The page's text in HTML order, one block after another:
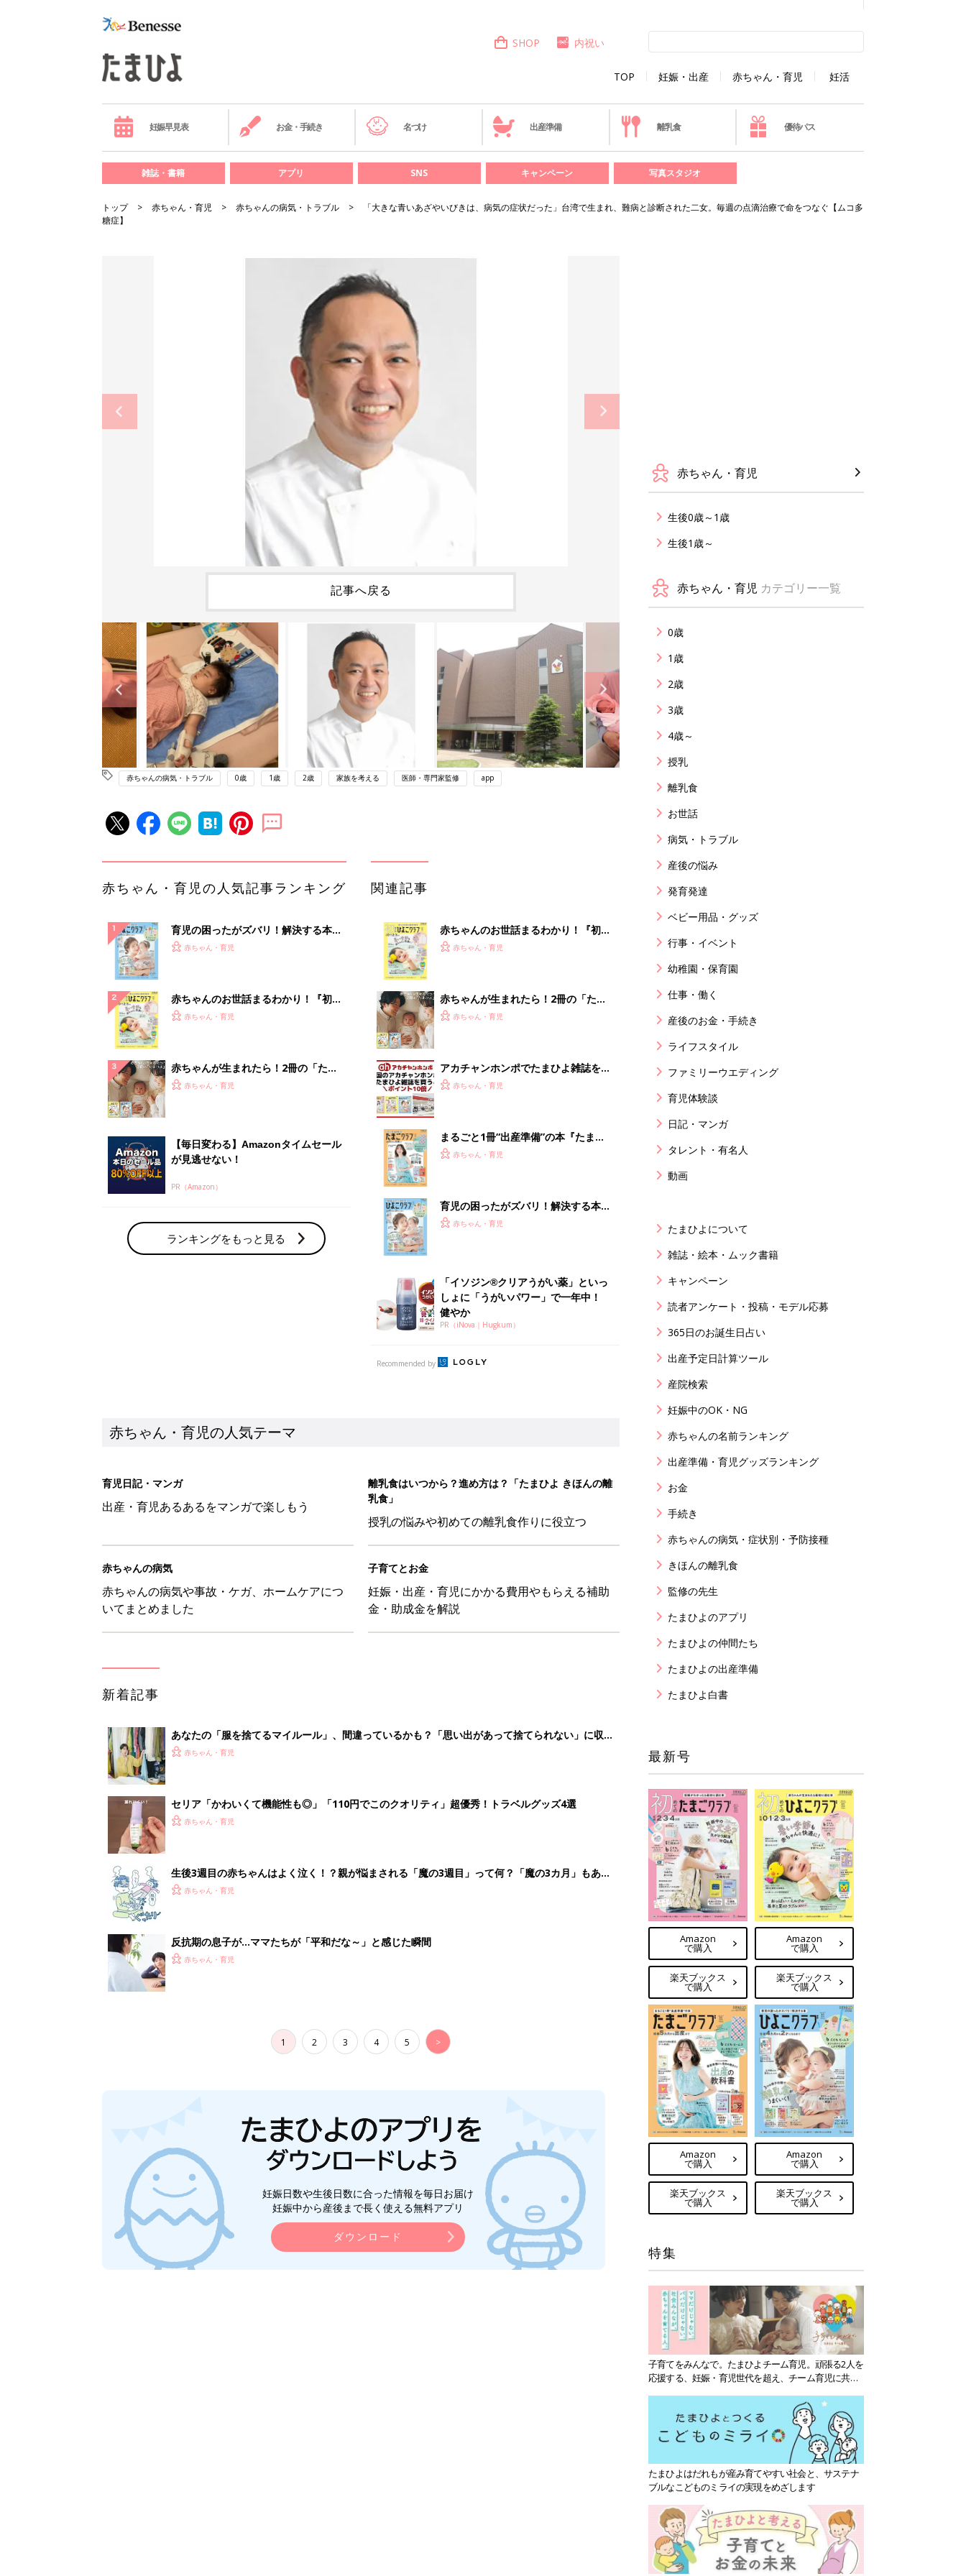
TOP 妊娠・出産 赤ちゃん・育児 妊活
SHOP 内祝い
妊娠早見表 お金・手続き 名づけ 出産準備 離乳食 優待パス
雑誌・書籍 アプリ SNS キャンペーン 写真スタジオ
トップ 赤ちゃん・育児 赤ちゃんの病気・トラブル
「大きな青いあざやいびきは、病気の症状だった」台湾で生まれ、難病と診断された二女。毎週の点滴治療で命をつなぐ【ムコ多
糖症】
記事へ戻る
赤ちゃんの病気・トラブル 0歳 1歳 2歳 家族を考える 医師・専門家監修 app
赤ちゃん・育児の人気記事ランキング
育児の困ったがズバリ！解決する本
『ひよこクラブ 夏号』 4カ月～2才
赤ちゃん・育児
赤ちゃんのお世話まるわかり！『初め
てのひよこクラブ 夏号』〈巻頭大特
赤ちゃん・育児
赤ちゃんが生まれたら！2冊の「たま
ひよ」
赤ちゃん・育児
【毎日変わる】Amazonタイムセール
が見逃せない！
PR（Amazon）
ランキングをもっと見る
関連記事
赤ちゃんのお世話まるわかり！『初め
てのひよこクラブ 夏号』〈巻頭大特
赤ちゃん・育児
赤ちゃんが生まれたら！2冊の「たま
ひよ」
赤ちゃん・育児
アカチャンホンポでたまひよ雑誌を買
うとポイント10倍【期間限定】
赤ちゃん・育児
まるごと1冊“出産準備”の本『たまご
クラブ 夏号』〈スペシャル大特集〉
赤ちゃん・育児
育児の困ったがズバリ！解決する本
『ひよこクラブ 夏号』 4カ月～2才
赤ちゃん・育児
「イソジン®クリアうがい薬」といっ
しょに「うがいパワー」で一年中！
健やか
PR（iNova｜Hugkum）
Recommended by
赤ちゃん・育児の人気テーマ
育児日記・マンガ
出産・育児あるあるをマンガで楽しもう
離乳食はいつから？進め方は？「たまひよ きほんの離
乳食」
授乳の悩みや初めての離乳食作りに役立つ
赤ちゃんの病気
赤ちゃんの病気や事故・ケガ、ホームケアにつ
いてまとめました
子育てとお金
妊娠・出産・育児にかかる費用やもらえる補助
金・助成金を解説
新着記事
あなたの「服を捨てるマイルール」、間違っているかも？「思い出があって捨てられない」に収納
スタイリストが喝！
赤ちゃん・育児
セリア「かわいくて機能性も◎」「110円でこのクオリティ」超優秀！トラベルグッズ4選
赤ちゃん・育児
生後3週目の赤ちゃんはよく泣く！？親が悩まされる「魔の3週目」って何？「魔の3カ月」もある
って本当？【専門家】
赤ちゃん・育児
反抗期の息子が...ママたちが「平和だな～」と感じた瞬間
赤ちゃん・育児
1 2 3 4 5 >
妊娠日数や生後日数に合った情報を毎日お届け
妊娠中から産後まで長く使える無料アプリ
ダウンロード
赤ちゃん・育児
生後0歳～1歳
生後1歳～
赤ちゃん・育児 カテゴリー一覧
0歳
1歳
2歳
3歳
4歳～
授乳
離乳食
お世話
病気・トラブル
産後の悩み
発育発達
ベビー用品・グッズ
行事・イベント
幼稚園・保育園
仕事・働く
産後のお金・手続き
ライフスタイル
ファミリーウエディング
育児体験談
日記・マンガ
タレント・有名人
動画
たまひよについて
雑誌・絵本・ムック書籍
キャンペーン
読者アンケート・投稿・モデル応募
365日のお誕生日占い
出産予定日計算ツール
産院検索
妊娠中のOK・NG
赤ちゃんの名前ランキング
出産準備・育児グッズランキング
お金
手続き
赤ちゃんの病気・症状別・予防接種
きほんの離乳食
監修の先生
たまひよのアプリ
たまひよの仲間たち
たまひよの出産準備
たまひよ白書
最新号
Amazon
で購入
楽天ブックス
で購入
Amazon
で購入
楽天ブックス
で購入
Amazon
で購入
楽天ブックス
で購入
Amazon
で購入
楽天ブックス
で購入
特集
子育てをみんなで。たまひよチーム育児。頑張る2人を
応援する、妊娠・育児世代を超え、チーム育児に共感
たまひよはだれもが産み育てやすい社会と、サステナ
ブルなこどものミライの実現をめざします